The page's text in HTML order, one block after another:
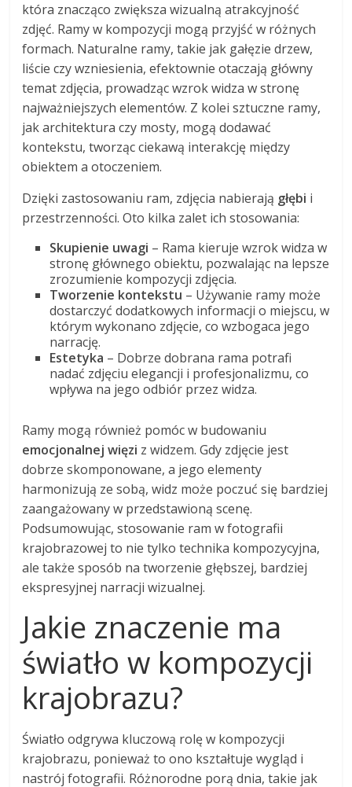
która znacząco zwiększa wizualną atrakcyjność
zdjęć. Ramy w kompozycji mogą przyjść w różnych
formach. Naturalne ramy, takie jak gałęzie drzew,
liście czy wzniesienia, efektownie otaczają główny
temat zdjęcia, prowadząc wzrok widza w stronę
najważniejszych elementów. Z kolei sztuczne ramy,
jak architektura czy mosty, mogą dodawać
kontekstu, tworząc ciekawą interakcję między
obiektem a otoczeniem.
Dzięki zastosowaniu ram, zdjęcia nabierają głębi i
przestrzenności. Oto kilka zalet ich stosowania:
Skupienie uwagi – Rama kieruje wzrok widza w
stronę głównego obiektu, pozwalając na lepsze
zrozumienie kompozycji zdjęcia.
Tworzenie kontekstu – Używanie ramy może
dostarczyć dodatkowych informacji o miejscu, w
którym wykonano zdjęcie, co wzbogaca jego
narrację.
Estetyka – Dobrze dobrana rama potrafi
nadać zdjęciu elegancji i profesjonalizmu, co
wpływa na jego odbiór przez widza.
Ramy mogą również pomóc w budowaniu
emocjonalnej więzi z widzem. Gdy zdjęcie jest
dobrze skomponowane, a jego elementy
harmonizują ze sobą, widz może poczuć się bardziej
zaangażowany w przedstawioną scenę.
Podsumowując, stosowanie ram w fotografii
krajobrazowej to nie tylko technika kompozycyjna,
ale także sposób na tworzenie głębszej, bardziej
ekspresyjnej narracji wizualnej.
Jakie znaczenie ma
światło w kompozycji
krajobrazu?
Światło odgrywa kluczową rolę w kompozycji
krajobrazu, ponieważ to ono kształtuje wygląd i
nastrój fotografii. Różnorodne porą dnia, takie jak